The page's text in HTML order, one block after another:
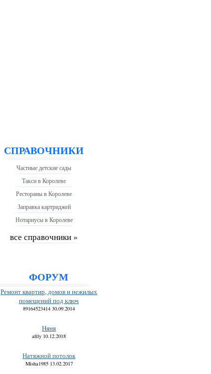
СПРАВОЧНИКИ
Частные детские сады
Такси в Королеве
Рестораны в Королеве
Заправка картриджей
Нотариусы в Королеве
все справочники »
ФОРУМ
Ремонт квартир, домов и нежилых
помещений под ключ
89164523414 30.09.2014
Няня
afily 10.12.2018
Натяжной потолок
Misha1985 13.02.2017